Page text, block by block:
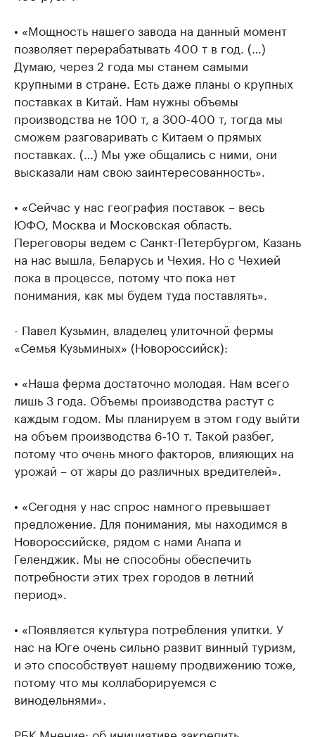
• «Мощность нашего завода на данный момент
позволяет перерабатывать 400 т в год. (…)
Думаю, через 2 года мы станем самыми
крупными в стране. Есть даже планы о крупных
поставках в Китай. Нам нужны объемы
производства не 100 т, а 300-400 т, тогда мы
сможем разговаривать с Китаем о прямых
поставках. (…) Мы уже общались с ними, они
высказали нам свою заинтересованность».
• «Сейчас у нас география поставок – весь
ЮФО, Москва и Московская область.
Переговоры ведем с Санкт-Петербургом, Казань
на нас вышла, Беларусь и Чехия. Но с Чехией
пока в процессе, потому что пока нет
понимания, как мы будем туда поставлять».
- Павел Кузьмин, владелец улиточной фермы
«Семья Кузьминых» (Новороссийск):
• «Наша ферма достаточно молодая. Нам всего
лишь 3 года. Объемы производства растут с
каждым годом. Мы планируем в этом году выйти
на объем производства 6-10 т. Такой разбег,
потому что очень много факторов, влияющих на
урожай – от жары до различных вредителей».
• «Сегодня у нас спрос намного превышает
предложение. Для понимания, мы находимся в
Новороссийске, рядом с нами Анапа и
Геленджик. Мы не способны обеспечить
потребности этих трех городов в летний
период».
• «Появляется культура потребления улитки. У
нас на Юге очень сильно развит винный туризм,
и это способствует нашему продвижению тоже,
потому что мы коллаборируемся с
винодельнями».